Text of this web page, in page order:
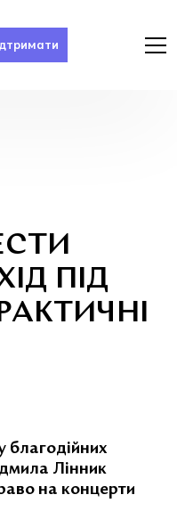
ПІД
благодійних
Лінник
на концерти